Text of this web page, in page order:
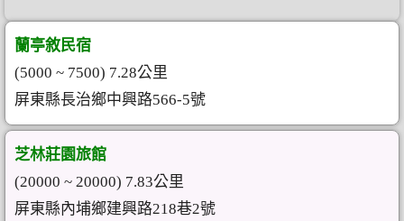
蘭亭敘民宿
(5000 ~ 7500) 7.28公里
屏東縣長治鄉中興路566-5號
芝林莊園旅館
(20000 ~ 20000) 7.83公里
屏東縣內埔鄉建興路218巷2號